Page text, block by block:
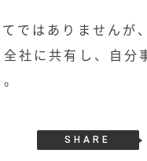
てではありません
社に共有し、自
SHARE